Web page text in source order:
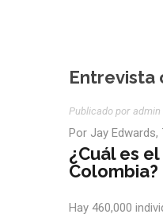
Entrevista
Publicado por Admin
Por Jay Edwards,
¿Cuál es
Colombia?
Hay 460,000